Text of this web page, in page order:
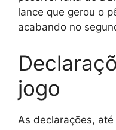
lance que gerou o
acabando no
jogo
As declarações,